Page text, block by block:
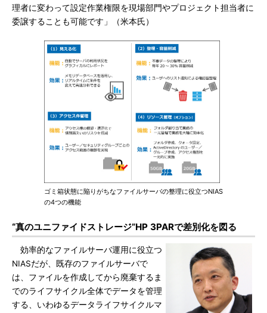
理者に変わって設定作業権限を現場部門やプロジェクト担当者に
委譲することも可能です」（米本氏）
ゴミ箱状態に陥りがちなファイルサーバの整理に役立つNIAS
の4つの機能
“真のユニファイドストレージ”HP 3PARで差別化を図る
効率的なファイルサーバ運用に役立つ
NIASだが、既存のファイルサーバで
は、ファイルを作成してから廃棄するま
でのライフサイクル全体でデータを管理
する、いわゆるデータライフサイクルマ